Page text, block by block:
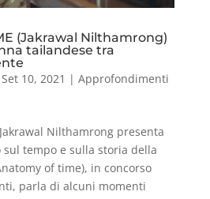
(Jakrawal Nilthamrong)
tailandese tra
Set 10, 2021 | Approfondimenti
Nilthamrong presenta
sul tempo e sulla storia della
of time), in concorso
parla di alcuni momenti